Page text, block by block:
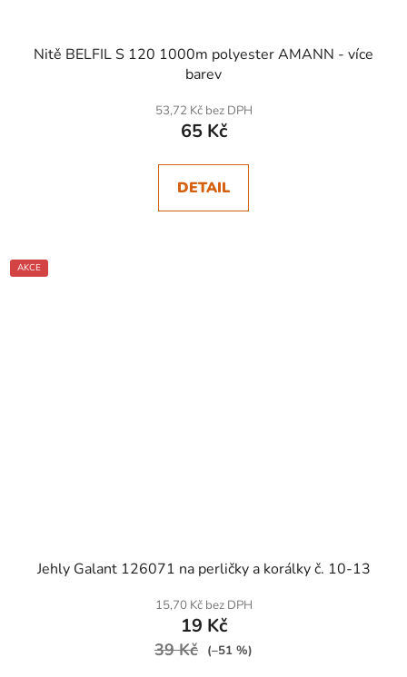
Nitě BELFIL S 120 1000m polyester AMANN - více
barev
53,72 Kč bez DPH
65 Kč
DETAIL
AKCE
Jehly Galant 126071 na perličky a korálky č. 10-13
15,70 Kč bez DPH
19 Kč
39 Kč (–51 %)